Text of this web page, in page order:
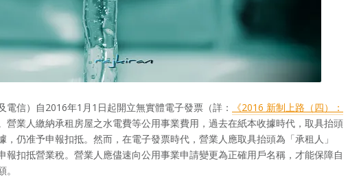
電信）自2016年1月1日起開立無實體電子發票（詳：
《2016 新制上路（四）：
營業人繳納承租房屋之水電費等公用事業費用，過去在紙本收據時代，取具抬頭
，仍准予申報扣抵。然而，在電子發票時代，營業人應取具抬頭為「承租人」
報扣抵營業稅。營業人應儘速向公用事業申請變更為正確用戶名稱，才能保障自